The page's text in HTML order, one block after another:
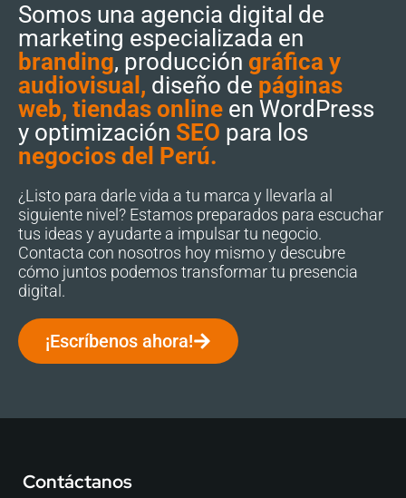
Somos una agencia digital de
marketing especializada en
branding, producción gráfica y
audiovisual, diseño de páginas
web, tiendas online en WordPress
y optimización SEO para los
negocios del Perú.
¿Listo para darle vida a tu marca y llevarla al
siguiente nivel? Estamos preparados para escuchar
tus ideas y ayudarte a impulsar tu negocio.
Contacta con nosotros hoy mismo y descubre
cómo juntos podemos transformar tu presencia
digital.
¡Escríbenos ahora!
Contáctanos